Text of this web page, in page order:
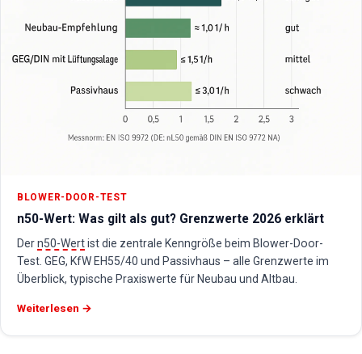
BLOWER-DOOR-TEST
n50-Wert: Was gilt als gut? Grenzwerte 2026 erklärt
Dern50-Wertist die zentrale Kenngröße beim Blower-Door-
Test. GEG, KfW EH55/40 und Passivhaus – alle Grenzwerte im
Überblick, typische Praxiswerte für Neubau und Altbau.
Weiterlesen →